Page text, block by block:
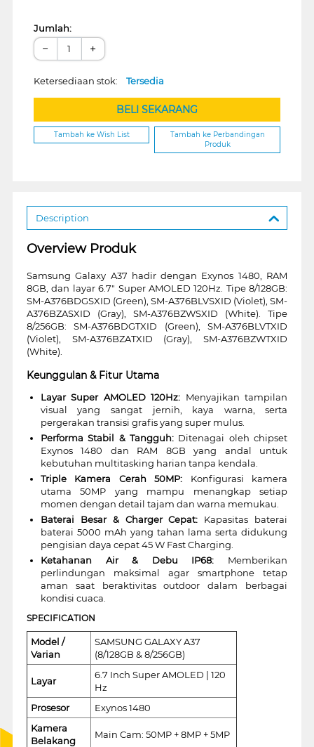
Jumlah:
− +
Ketersediaan stok: Tersedia
BELI SEKARANG
Tambah ke Wish List
Tambah ke Perbandingan
Produk
Description
Overview Produk
Samsung Galaxy A37 hadir dengan Exynos 1480, RAM
8GB, dan layar 6.7" Super AMOLED 120Hz. Tipe 8/128GB:
SM-A376BDGSXID (Green), SM-A376BLVSXID (Violet), SM-
A376BZASXID (Gray), SM-A376BZWSXID (White). Tipe
8/256GB: SM-A376BDGTXID (Green), SM-A376BLVTXID
(Violet), SM-A376BZATXID (Gray), SM-A376BZWTXID
(White).
Keunggulan & Fitur Utama
Layar Super AMOLED 120Hz: Menyajikan tampilan
visual yang sangat jernih, kaya warna, serta
pergerakan transisi grafis yang super mulus.
Performa Stabil & Tangguh: Ditenagai oleh chipset
Exynos 1480 dan RAM 8GB yang andal untuk
kebutuhan multitasking harian tanpa kendala.
Triple Kamera Cerah 50MP: Konfigurasi kamera
utama 50MP yang mampu menangkap setiap
momen dengan detail tajam dan warna memukau.
Baterai Besar & Charger Cepat: Kapasitas baterai
baterai 5000 mAh yang tahan lama serta didukung
pengisian daya cepat 45 W Fast Charging.
Ketahanan Air & Debu IP68: Memberikan
perlindungan maksimal agar smartphone tetap
aman saat beraktivitas outdoor dalam berbagai
kondisi cuaca.
SPECIFICATION
Model /
Varian
SAMSUNG GALAXY A37
(8/128GB & 8/256GB)
Layar
6.7 Inch Super AMOLED | 120
Hz
Prosesor
Exynos 1480
Kamera
Belakang
Main Cam: 50MP + 8MP + 5MP